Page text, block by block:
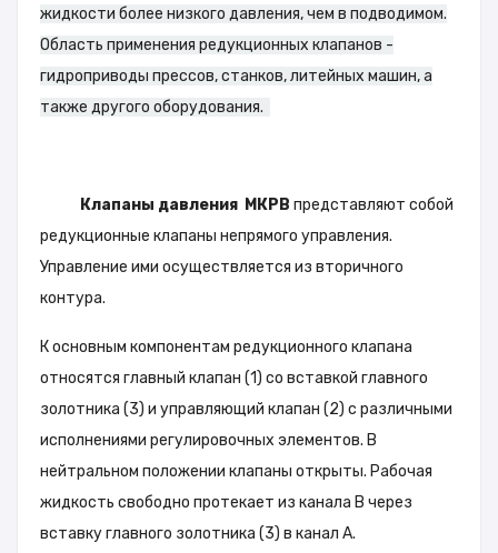
жидкости более низкого давления, чем в подводимом.
Область применения редукционных клапанов -
гидроприводы прессов, станков, литейных машин, а
также другого оборудования.
Клапаны давления МКРВ представляют собой
редукционные клапаны непрямого управления.
Управление ими осуществляется из вторичного
контура.
К основным компонентам редукционного клапана
относятся главный клапан (1) со вставкой главного
золотника (3) и управляющий клапан (2) с различными
исполнениями регулировочных элементов. В
нейтральном положении клапаны открыты. Рабочая
жидкость свободно протекает из канала B через
вставку главного золотника (3) в канал A.